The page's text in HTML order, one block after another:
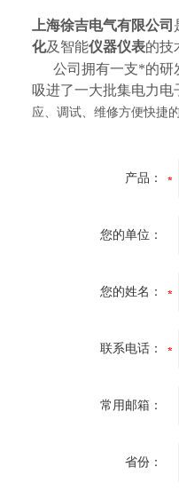
上海徐吉电气有限公司
化及智能仪器仪表的技
公司拥有一支*的研
吸进了一大批集电力
应、调试、维修方便快捷
产品：
您的单位：
您的姓名：
联系电话：
常用邮箱：
省份：